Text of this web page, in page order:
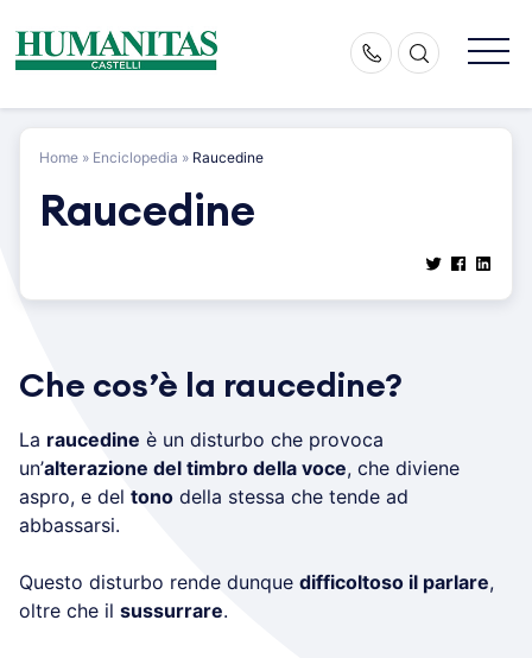
content
Home » Enciclopedia » Raucedine
Raucedine
Che cos’è la raucedine?
La raucedine è un disturbo che provoca
un’alterazione del timbro della voce, che diviene
aspro, e del tono della stessa che tende ad
abbassarsi.
Questo disturbo rende dunque difficoltoso il parlare,
oltre che il sussurrare.